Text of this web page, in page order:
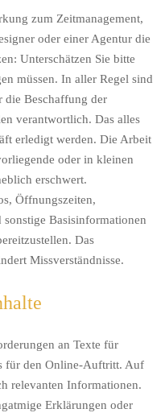
zum Zeitmanagement,
oder einer Agentur die
Unterschätzen Sie bitte
müssen. In aller Regel sind
die Beschaffung der
verantwortlich. Das alles
erledigt werden. Die Arbeit
oder in kleinen
erschwert.
Öffnungszeiten,
Basisinformationen
Das
Missverständnisse.
an Texte für
für den Online-Auftritt. Auf
relevanten Informationen.
Erklärungen oder